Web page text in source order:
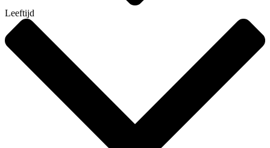
Leeftijd